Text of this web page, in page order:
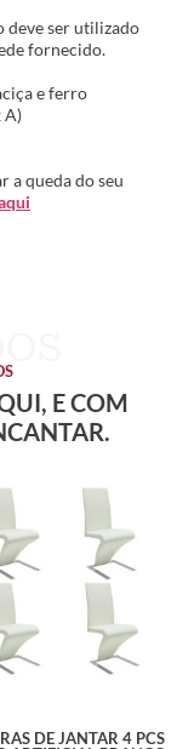
deve ser utilizado
fornecido.
e ferro
A)
a queda do seu
E COM
DE JANTAR 4 PCS